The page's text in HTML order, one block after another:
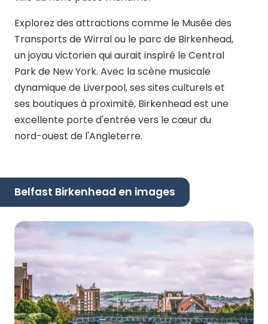
Explorez des attractions comme le Musée des
Transports de Wirral ou le parc de Birkenhead,
un joyau victorien qui aurait inspiré le Central
Park de New York. Avec la scène musicale
dynamique de Liverpool, ses sites culturels et
ses boutiques à proximité, Birkenhead est une
excellente porte d'entrée vers le cœur du
nord-ouest de l'Angleterre.
Belfast Birkenhead en images